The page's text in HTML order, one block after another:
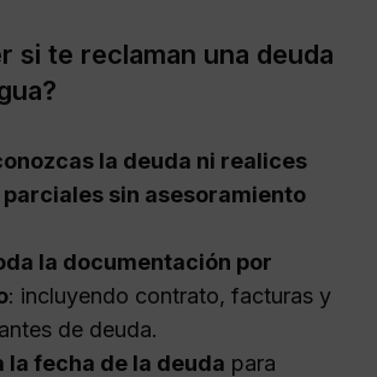
si te reclaman una deuda
la deuda ni realices
parciales sin asesoramiento
la documentación por
: incluyendo contrato, facturas y
de deuda.
la fecha de la deuda para